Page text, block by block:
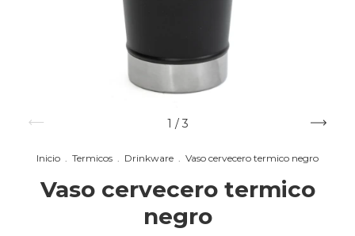
1 / 3
Inicio . Termicos . Drinkware . Vaso cervecero termico negro
Vaso cervecero termico
negro